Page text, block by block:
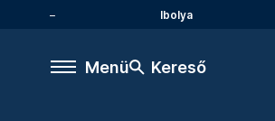
Ibolya
Menü Kereső